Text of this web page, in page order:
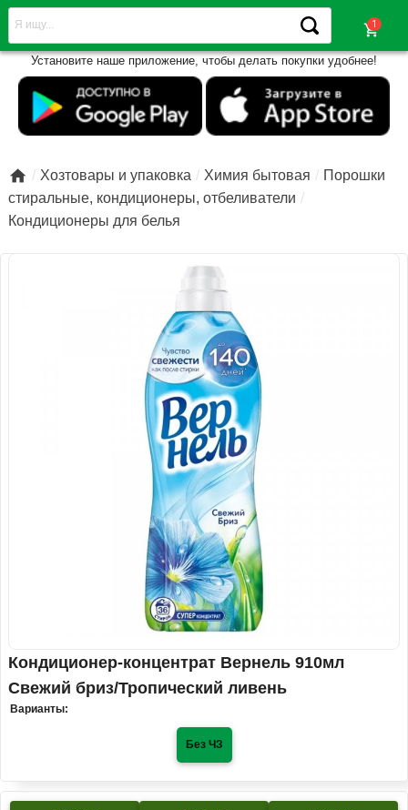
shopping_cart
Установите наше приложение, чтобы делать покупки удобнее!
 Хозтовары и упаковка Химия бытовая
Порошки
стиральные, кондиционеры, отбеливатели
Кондиционеры для белья
Кондиционер-концентрат Вернель 910мл
Свежий бриз/Тропический ливень
Варианты:
Без ЧЗ